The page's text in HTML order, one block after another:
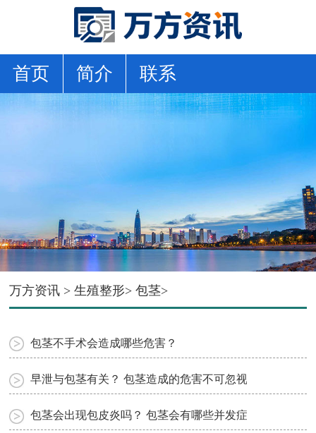
首页 简介 联系
万方资讯 >生殖整形>包茎>
包茎不手术会造成哪些危害？
早泄与包茎有关？ 包茎造成的危害不可忽视！
包茎会出现包皮炎吗？ 包茎会有哪些并发症？